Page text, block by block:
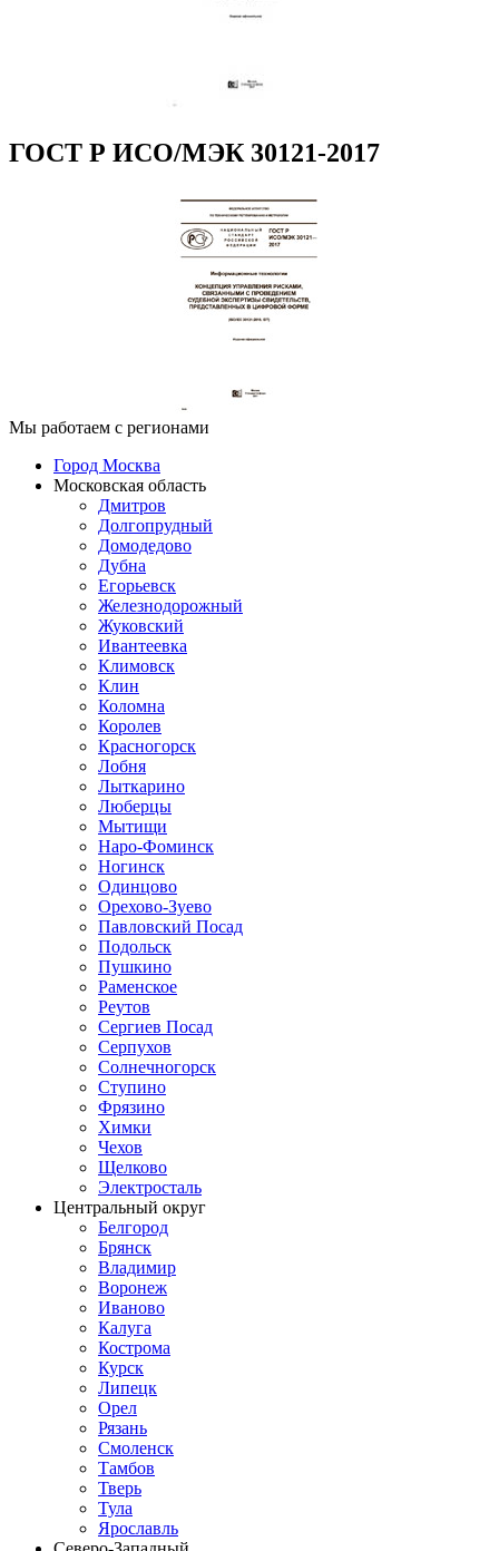
ГОСТ Р ИСО/МЭК 30121-2017
Мы работаем с регионами
Город Москва
Московская область
Дмитров
Долгопрудный
Домодедово
Дубна
Егорьевск
Железнодорожный
Жуковский
Ивантеевка
Климовск
Клин
Коломна
Королев
Красногорск
Лобня
Лыткарино
Люберцы
Мытищи
Наро-Фоминск
Ногинск
Одинцово
Орехово-Зуево
Павловский Посад
Подольск
Пушкино
Раменское
Реутов
Сергиев Посад
Серпухов
Солнечногорск
Ступино
Фрязино
Химки
Чехов
Щелково
Электросталь
Центральный округ
Белгород
Брянск
Владимир
Воронеж
Иваново
Калуга
Кострома
Курск
Липецк
Орел
Рязань
Смоленск
Тамбов
Тверь
Тула
Ярославль